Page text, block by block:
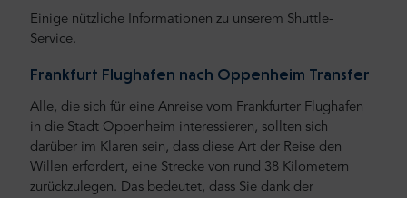
Einige nützliche Informationen zu unserem Shuttle-
Service.
Frankfurt Flughafen nach Oppenheim Transfer
Alle, die sich für eine Anreise vom Frankfurter Flughafen
in die Stadt Oppenheim interessieren, sollten sich
darüber im Klaren sein, dass diese Art der Reise den
Willen erfordert, eine Strecke von rund 38 Kilometern
zurückzulegen. Das bedeutet, dass Sie dank der